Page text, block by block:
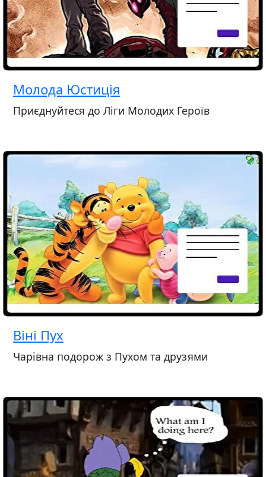
Молода Юстиція
Приєднуйтеся до Ліги Молодих Героїв
Віні Пух
Чарівна подорож з Пухом та друзями